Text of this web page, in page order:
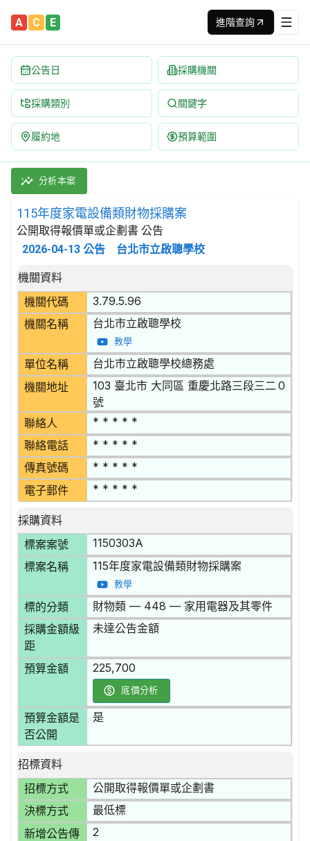
A C E 進階查詢
公告日 採購機關
採購類別 關鍵字
履約地 預算範圍
115年度家電設備類財物採購案 招標公告 | 案號：1150303A
採購類別：財物類 家用電器及其零件 | 招標方式：公開取
分析本案
115年度家電設備類財物採購案
公開取得報價單或企劃書 公告
2026-04-13 公告 台北市立啟聰學校
招標公告詳細內容
機關資料
機關代碼
3.79.5.96
機關名稱 台北市立啟聰學校
教學
單位名稱 台北市立啟聰學校總務處
機關地址
103 臺北市 大同區 重慶北路三段三二０
號
聯絡人 * * * * *
聯絡電話 * * * * *
傳真號碼 * * * * *
電子郵件 * * * * *
採購資料
標案案號
1150303A
標案名稱 115年度家電設備類財物採購案
教學
標的分類 財物類 — 448 — 家用電器及其零件
採購金額級
距
未達公告金額
預算金額 225,700
底價分析
預算金額是
否公開
是
招標資料
招標方式
公開取得報價單或企劃書
決標方式 最低標
新增公告傳
2